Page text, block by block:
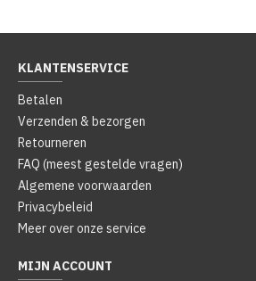
KLANTENSERVICE
Betalen
Verzenden & bezorgen
Retourneren
FAQ (meest gestelde vragen)
Algemene voorwaarden
Privacybeleid
Meer over onze service
MIJN ACCOUNT